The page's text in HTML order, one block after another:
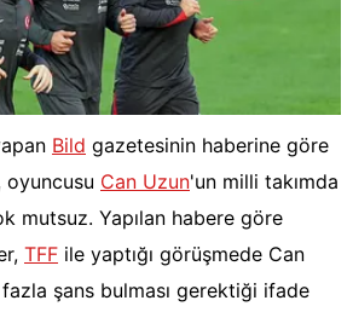
Bild gazetesinin haberine göre
oyuncusu Can Uzun'un milli takımda
mutsuz. Yapılan habere göre
TFF ile yaptığı görüşmede Can
şans bulması gerektiği ifade